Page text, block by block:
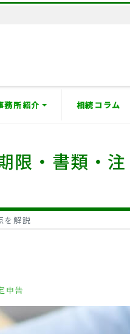
務所紹介 相続コラム
限・書類・注
を解説
申告